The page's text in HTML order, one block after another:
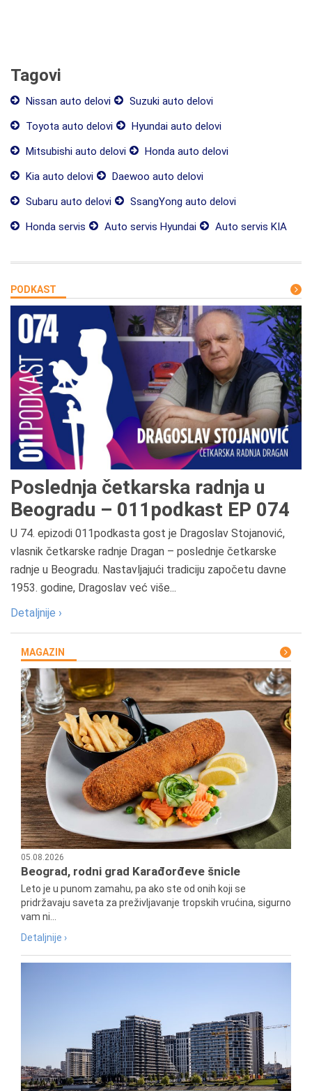
Tagovi
Nissan auto delovi
Suzuki auto delovi
Toyota auto delovi
Hyundai auto delovi
Mitsubishi auto delovi
Honda auto delovi
Kia auto delovi
Daewoo auto delovi
Subaru auto delovi
SsangYong auto delovi
Honda servis
Auto servis Hyundai Auto servis KIA
PODKAST
Poslednja četkarska radnja u
Beogradu – 011podkast EP 074
U 74. epizodi 011podkasta gost je Dragoslav Stojanović,
vlasnik četkarske radnje Dragan – poslednje četkarske
radnje u Beogradu. Nastavljajući tradiciju započetu davne
1953. godine, Dragoslav već više...
Detaljnije ›
MAGAZIN
05.08.2026
Beograd, rodni grad Karađorđeve šnicle
Leto je u punom zamahu, pa ako ste od onih koji se
pridržavaju saveta za preživljavanje tropskih vrućina, sigurno
vam ni...
Detaljnije ›